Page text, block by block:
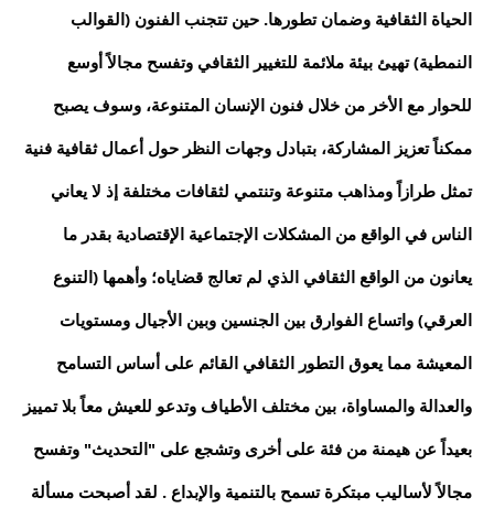
الحياة الثقافية وضمان تطورها. حين تتجنب الفنون (القوالب
النمطية) تهيئ بيئة ملائمة للتغيير الثقافي وتفسح مجالاً أوسع
للحوار مع الأخر من خلال فنون الإنسان المتنوعة، وسوف يصبح
ممكناً تعزيز المشاركة، بتبادل وجهات النظر حول أعمال ثقافية فنية
تمثل طرازاً ومذاهب متنوعة وتنتمي لثقافات مختلفة إذ لا يعاني
الناس في الواقع من المشكلات الإجتماعية الإقتصادية بقدر ما
يعانون من الواقع الثقافي الذي لم تعالج قضاياه؛ وأهمها (التنوع
العرقي) واتساع الفوارق بين الجنسين وبين الأجيال ومستويات
المعيشة مما يعوق التطور الثقافي القائم على أساس التسامح
والعدالة والمساواة، بين مختلف الأطياف وتدعو للعيش معاً بلا تمييز
بعيداً عن هيمنة من فئة على أخرى وتشجع على "التحديث" وتفسح
مجالاً لأساليب مبتكرة تسمح بالتنمية والإبداع . لقد أصبحت مسألة